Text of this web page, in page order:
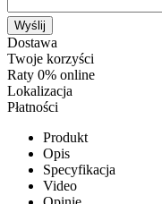
Wyślij
Dostawa
Twoje korzyści
Raty 0% online
Lokalizacja
Płatności
Produkt
Opis
Specyfikacja
Video